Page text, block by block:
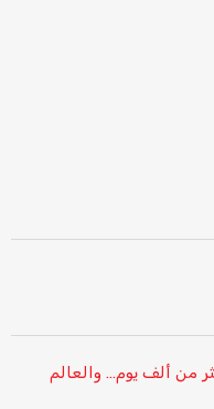
من ألف يوم… والعالم